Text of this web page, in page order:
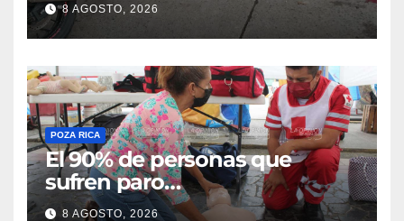
Flores Magón
8 AGOSTO, 2026
POZA RICA
El 90% de personas que
sufren paro
cardiorrespiratorio mueren
8 AGOSTO, 2026